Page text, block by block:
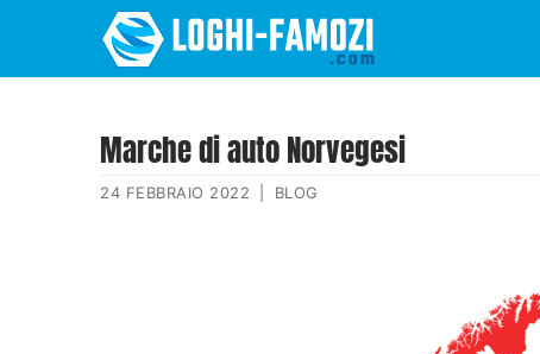
Marche di auto Norvegesi
24 FEBBRAIO 2022 BLOG